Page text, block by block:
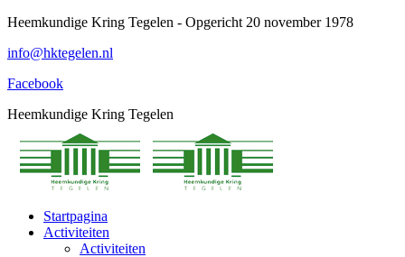
Spring
content
Heemkundige Kring Tegelen - Opgericht 20 november 1978
info@hktegelen.nl
Facebook
Heemkundige Kring Tegelen
Startpagina
Activiteiten
Activiteiten